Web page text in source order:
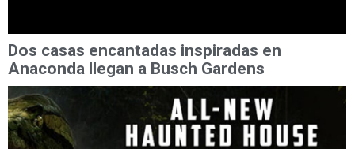
Dos casas encantadas inspiradas en
Anaconda llegan a Busch Gardens